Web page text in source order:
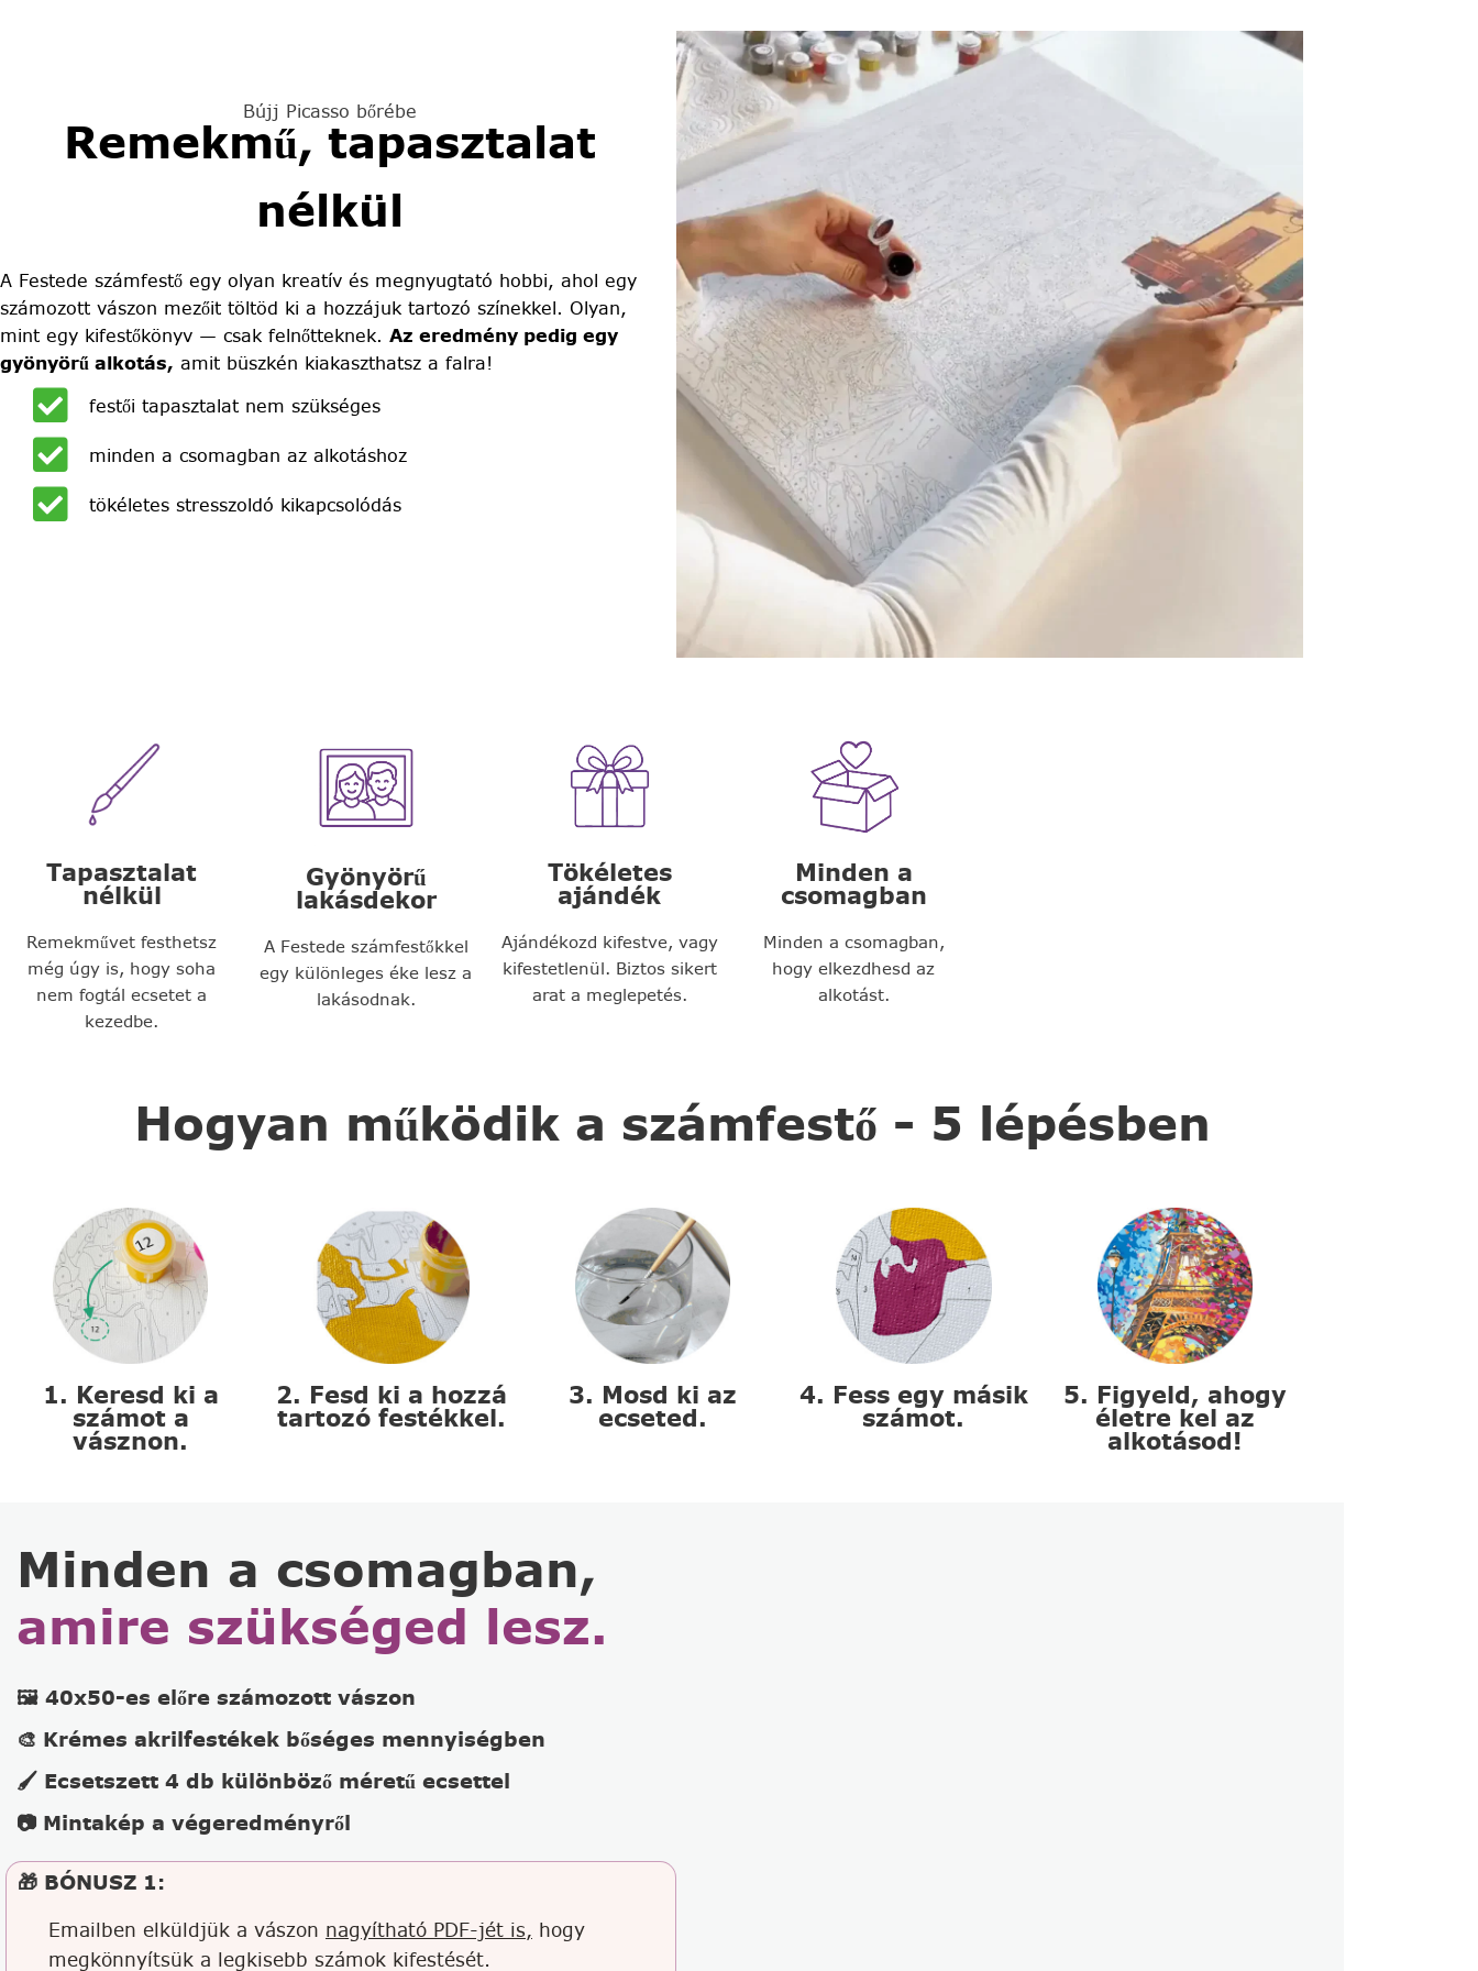
Bújj Picasso bőrébe
Remekmű, tapasztalat
nélkül
A Festede számfestő egy olyan kreatív és megnyugtató hobbi, ahol egy
számozott vászon mezőit töltöd ki a hozzájuk tartozó színekkel. Olyan,
mint egy kifestőkönyv — csak felnőtteknek. Az eredmény pedig egy
gyönyörű alkotás, amit büszkén kiakaszthatsz a falra!
festői tapasztalat nem szükséges
minden a csomagban az alkotáshoz
tökéletes stresszoldó kikapcsolódás
Tapasztalat
nélkül
Remekművet festhetsz
még úgy is, hogy soha
nem fogtál ecsetet a
kezedbe.
Gyönyörű
lakásdekor
A Festede számfestőkkel
egy különleges éke lesz a
lakásodnak.
Tökéletes
ajándék
Ajándékozd kifestve, vagy
kifestetlenül. Biztos sikert
arat a meglepetés.
Minden a
csomagban
Minden a csomagban,
hogy elkezdhesd az
alkotást.
Hogyan működik a számfestő - 5 lépésben
1. Keresd ki a
számot a
vásznon.
2. Fesd ki a hozzá
tartozó festékkel.
3. Mosd ki az
ecseted.
4. Fess egy másik
számot.
5. Figyeld, ahogy
életre kel az
alkotásod!
Minden a csomagban,
amire szükséged lesz.
🖼️ 40x50-es előre számozott vászon
🎨 Krémes akrilfestékek bőséges mennyiségben
🖌️ Ecsetszett 4 db különböző méretű ecsettel
📷 Mintakép a végeredményről
🎁 BÓNUSZ 1:
Emailben elküldjük a vászon nagyítható PDF-jét is, hogy
megkönnyítsük a legkisebb számok kifestését.